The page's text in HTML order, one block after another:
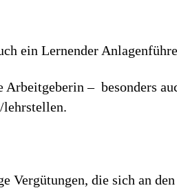
ein Lernender
– besonders
lehrstellen.
Vergütungen, die sich an